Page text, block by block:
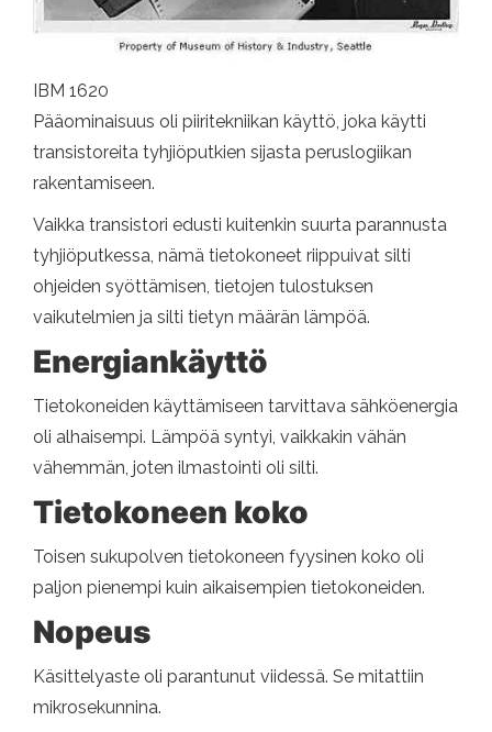
IBM 1620
Pääominaisuus oli piiritekniikan käyttö, joka käytti
transistoreita tyhjiöputkien sijasta peruslogiikan
rakentamiseen.
Vaikka transistori edusti kuitenkin suurta parannusta
tyhjiöputkessa, nämä tietokoneet riippuivat silti
ohjeiden syöttämisen, tietojen tulostuksen
vaikutelmien ja silti tietyn määrän lämpöä.
Energiankäyttö
Tietokoneiden käyttämiseen tarvittava sähköenergia
oli alhaisempi. Lämpöä syntyi, vaikkakin vähän
vähemmän, joten ilmastointi oli silti.
Tietokoneen koko
Toisen sukupolven tietokoneen fyysinen koko oli
paljon pienempi kuin aikaisempien tietokoneiden.
Nopeus
Käsittelyaste oli parantunut viidessä. Se mitattiin
mikrosekunnina.